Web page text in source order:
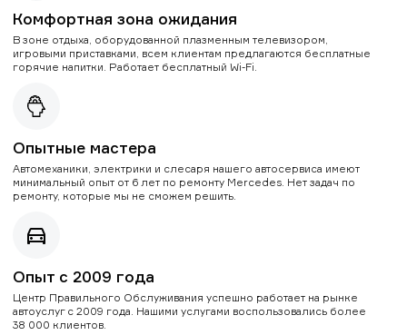
Комфортная зона ожидания
В зоне отдыха, оборудованной плазменным телевизором,
игровыми приставками, всем клиентам предлагаются бесплатные
горячие напитки. Работает бесплатный Wi-Fi.
Опытные мастера
Автомеханики, электрики и слесаря нашего автосервиса имеют
минимальный опыт от 6 лет по ремонту Mercedes. Нет задач по
ремонту, которые мы не сможем решить.
Опыт с 2009 года
Центр Правильного Обслуживания успешно работает на рынке
автоуслуг с 2009 года. Нашими услугами воспользовались более
38 000 клиентов.